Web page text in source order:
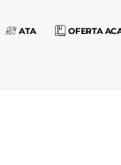
ATA OFERTA